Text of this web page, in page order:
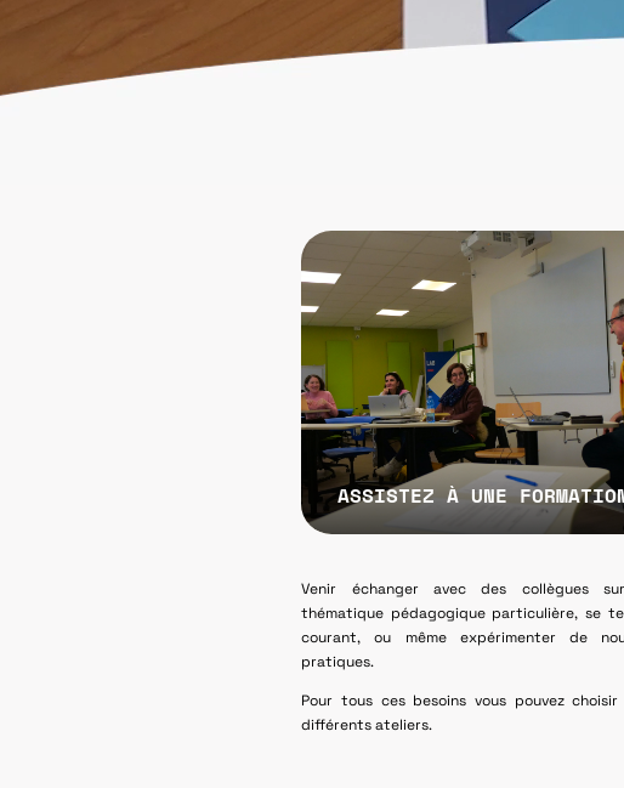
ASSISTEZ À UNE
Venir échanger avec des collègues
thématique pédagogique particulière, se
courant, ou même expérimenter de
pratiques.
Pour tous ces besoins vous pouvez
différents ateliers.